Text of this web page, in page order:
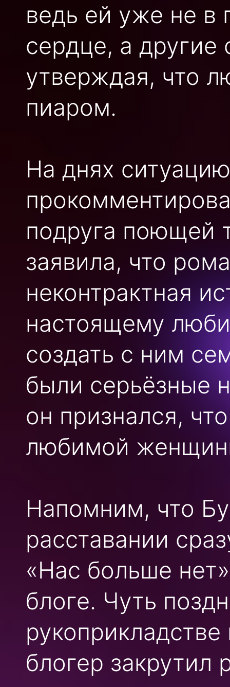
ведь ей уже не в
сердце, а другие
утверждая, что
пиаром.
На днях
подруга поющей
заявила, что
неконтрактная
настоящему
создать с ним
были серьёзные
он признался,
любимой
Напомним, что
расставании
«Нас больше
блоге. Чуть
блогер